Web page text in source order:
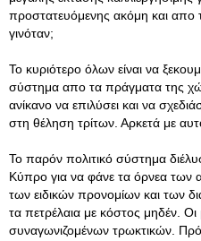
προστατευόμενης ακόμη και
γινόταν;
Το κυριότερο όλων είναι να
σύστημα απο τα πράγματα της
ανίκανο να επιλύσει και να
στη θέληση τρίτων. Αρκετά με
Το παρόν πολιτικό σύστημα
Κύπρο για να φάνε τα όρνεα των
των ειδικών προνομίων και των
τα πετρέλαια με κόστος μηδέν. Οι
συναγωνιζομένων τρωκτικών.